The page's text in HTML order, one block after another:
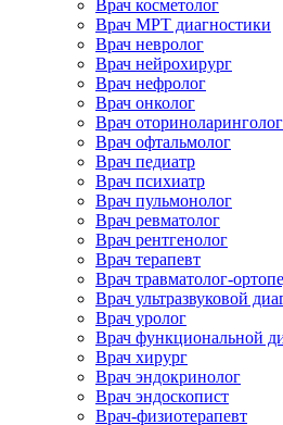
Врач косметолог
Врач МРТ диагностики
Врач невролог
Врач нейрохирург
Врач нефролог
Врач онколог
Врач оториноларинголог
Врач офтальмолог
Врач педиатр
Врач психиатр
Врач пульмонолог
Врач ревматолог
Врач рентгенолог
Врач терапевт
Врач травматолог-
Врач ультразвуковой
Врач уролог
Врач функциональной
Врач хирург
Врач эндокринолог
Врач эндоскопист
Врач-физиотерапевт